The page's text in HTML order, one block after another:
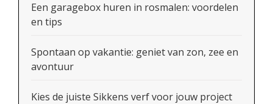
Een garagebox huren in rosmalen: voordelen
en tips
Spontaan op vakantie: geniet van zon, zee en
avontuur
Kies de juiste Sikkens verf voor jouw project